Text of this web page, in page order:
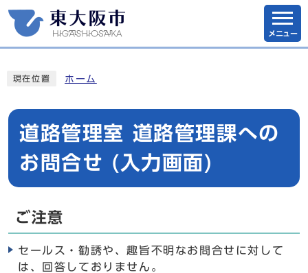
メニュー
現在位置 ホーム
道路管理室 道路管理課への
お問合せ (入力画面)
ご注意
セールス・勧誘や、趣旨不明なお問合せに対して
は、回答しておりません。